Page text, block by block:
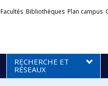
Facultés Bibliothèques Plan campus
RECHERCHE ET
RÉSEAUX